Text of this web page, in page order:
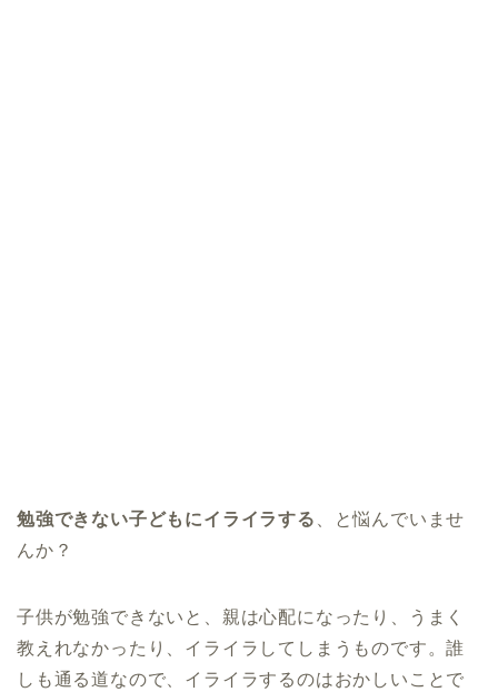
勉強できない子どもにイライラする
、と悩んでいませ
んか？
子供が勉強できないと、親は心配になったり、うまく
教えれなかったり、イライラしてしまうものです。誰
しも通る道なので、イライラするのはおかしいことで